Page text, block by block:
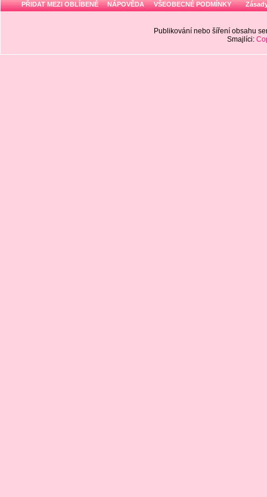
PŘIDAT MEZI OBLÍBENÉ NÁPOVĚDA VŠEOBECNÉ PODMÍNKY
Publikování nebo šíření obsahu
Smajlíci: